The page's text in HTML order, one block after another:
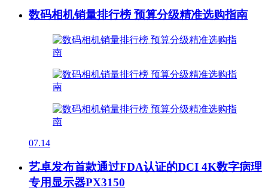
数码相机销量排行榜 预算分级精准选购指南
07.14
艺卓发布首款通过FDA认证的DCI 4K数字病理
专用显示器PX3150